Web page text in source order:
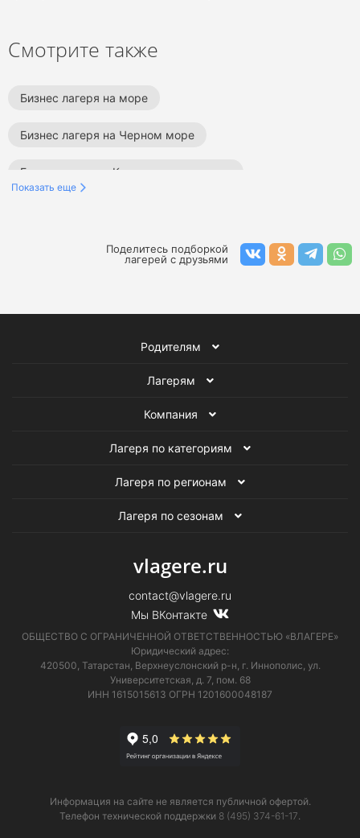
Смотрите также
Бизнес лагеря на море
Бизнес лагеря на Черном море
Бизнес лагеря в Краснодарском крае
Бизнес лагеря в России Бизнес лагеря за границей
Показать еще
Поделитесь подборкой
лагерей с друзьями
Родителям
Лагерям
Компания
Лагеря по категориям
Лагеря по регионам
Лагеря по сезонам
vlagere.ru
contact@vlagere.ru
Мы ВКонтакте
ОБЩЕСТВО С ОГРАНИЧЕННОЙ ОТВЕТСТВЕННОСТЬЮ «ВЛАГЕРЕ»
Юридический адрес:
420500, Татарстан, Верхнеуслонский р-н, г. Иннополис, ул.
Университетская, д. 7, пом. 68
ИНН 1615015613 ОГРН 1201600048187
Информация на сайте не является публичной офертой.
Телефон технической поддержки 8 (495) 374-61-17.